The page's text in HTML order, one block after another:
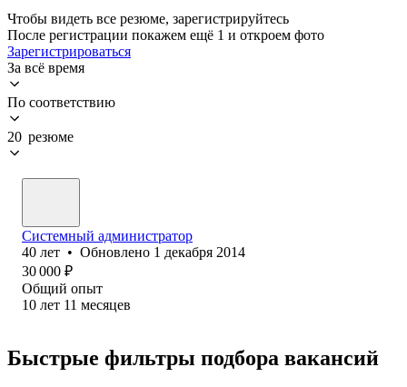
Чтобы видеть все резюме, зарегистрируйтесь
После регистрации покажем ещё 1 и откроем фото
Зарегистрироваться
За всё время
По соответствию
20 резюме
Системный администратор
40 лет • Обновлено 1 декабря 2014
30 000 ₽
Общий опыт
10 лет 11 месяцев
Быстрые фильтры подбора вакансий